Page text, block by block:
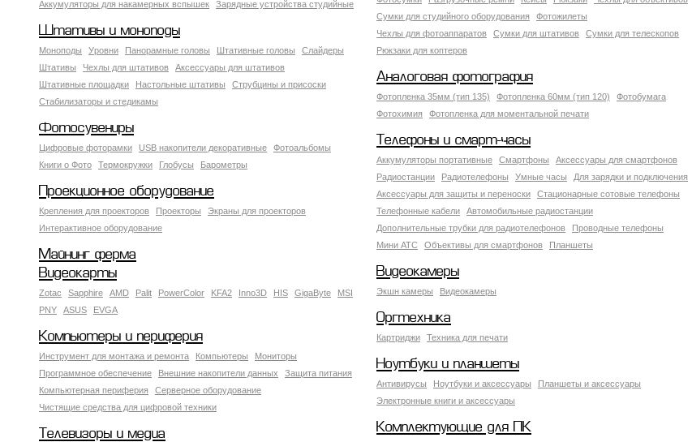
Аккумуляторы для накамерных вспышек
Зарядные устройства студийные
Сумки для студийного оборудования
Фотожилеты
Чехлы для фотоаппаратов
Сумки для штативов
Сумки для телескопов
Рюкзаки для коптеров
Штативы и моноподы
Моноподы Уровни Панорамные головы Штативные головы
Слайдеры
Штативы
Чехлы для штативов
Аксессуары для штативов
Штативные площадки
Настольные штативы
Струбцины и присоски
Стабилизаторы и стедикамы
Аналоговая фотография
Фотопленка 35мм (тип 135) Фотопленка 60мм (тип 120)
Фотобумага
Фотохимия
Фотопленка для моментальной печати
Фотосувениры
Цифровые фоторамки USB накопители декоративные
Фотоальбомы
Книги о Фото
Термокружки Глобусы Барометры
Телефоны и смарт-часы
Аккумуляторы портативные Смартфоны
Аксессуары для смартфонов
Радиостанции
Радиотелефоны Умные часы
Для зарядки и подключения
Аксессуары для защиты и переноски
Стационарные сотовые телефоны
Телефонные кабели
Автомобильные радиостанции
Дополнительные трубки для радиотелефонов
Проводные телефоны
Мини АТС
Объективы для смартфонов Планшеты
Проекционное оборудование
Крепления для проекторов Проекторы
Экраны для проекторов
Интерактивное оборудование
Майнинг ферма
Видеокамеры
Экшн камеры Видеокамеры
Видеокарты
Zotac Sapphire AMD Palit PowerColor KFA2 Inno3D HIS GigaByte
MSI
PNY
ASUS EVGA
Оргтехника
Картриджи Техника для печати
Компьютеры и периферия
Инструмент для монтажа и ремонта Компьютеры
Мониторы
Программное обеспечение
Внешние накопители данных
Защита питания
Компьютерная периферия
Серверное оборудование
Чистящие средства для цифровой техники
Ноутбуки и планшеты
Антивирусы Ноутбуки и аксессуары
Планшеты и аксессуары
Электронные книги и аксессуары
Комплектующие для ПК
Телевизоры и медиа